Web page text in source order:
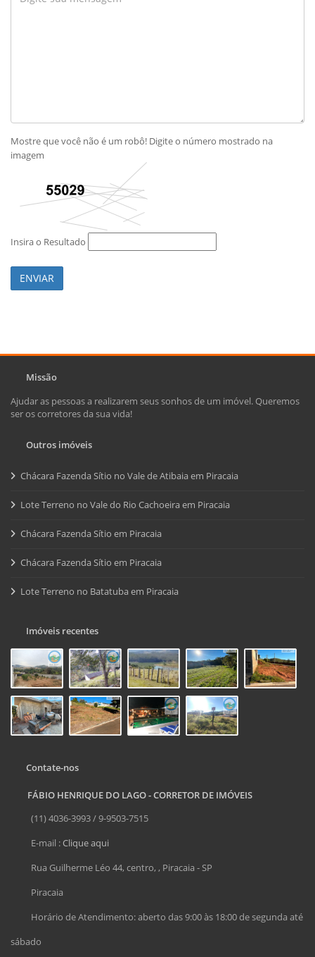
Mostre que você não é um robô! Digite o número mostrado na
imagem
Insira o Resultado
ENVIAR
Missão
Ajudar as pessoas a realizarem seus sonhos de um imóvel. Queremos
ser os corretores da sua vida!
Outros imóveis
Chácara Fazenda Sítio no Vale de Atibaia em Piracaia
Lote Terreno no Vale do Rio Cachoeira em Piracaia
Chácara Fazenda Sítio em Piracaia
Chácara Fazenda Sítio em Piracaia
Lote Terreno no Batatuba em Piracaia
Imóveis recentes
Contate-nos
FÁBIO HENRIQUE DO LAGO - CORRETOR DE IMÓVEIS
(11) 4036-3993 / 9-9503-7515
E-mail :Clique aqui
Rua Guilherme Léo 44, centro, , Piracaia - SP
Piracaia
Horário de Atendimento: aberto das 9:00 às 18:00 de segunda até
sábado